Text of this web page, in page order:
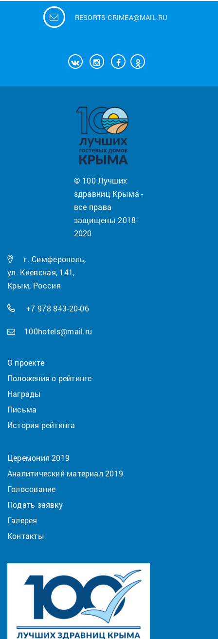
RESORTS-CRIMEA@MAIL.RU
© 100 Лучших
здравниц Крыма -
все права
защищены 2018-
2020
г. Симферополь,
ул. Киевская, 141,
Крым, Россия
+7 978 843-20-06
100hotels@mail.ru
О проекте
Положения о рейтинге
Награды
Письма
История рейтинга
Церемония 2019
Аналитический материал 2019
Голосование
Подать заявку
Галерея
Контакты